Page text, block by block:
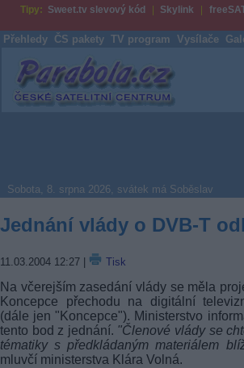
Tipy: Sweet.tv slevový kód Skylink
Přehledy ČS pakety TV program Vysílače
Parabola.cz
Sobota, 8. srpna 2026, svátek má Soběslav
Jednání vlády o DVB-T
11.03.2004 12:27 Tisk
Na včerejším zasedání vlády se měla
Koncepce přechodu na digitální
(dále jen "Koncepce"). Ministerstvo
tento bod z jednání. "Členové vlády se
tématiky s předkládaným materiálem
mluvčí ministerstva Klára Volná.